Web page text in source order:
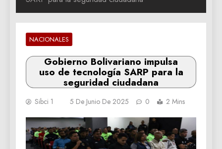
NACIONALES
Gobierno Bolivariano impulsa
uso de tecnología SARP para la
seguridad ciudadana
Sibci 1 5 De Junio De 2025 0 2 Mins